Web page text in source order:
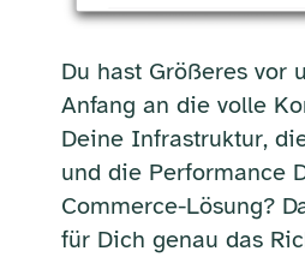
Du hast Größeres vor
Anfang an die volle
Deine Infrastruktur,
und die Performance
Commerce-Lösung?
für Dich genau das